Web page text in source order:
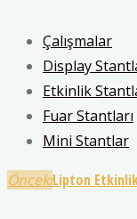
Çalışmalar
Display
Etkinlik
Fuar Stantları
Mini Stantlar
ÖncekiLipton Etkinlik